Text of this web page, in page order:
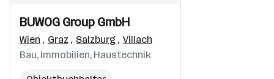
Videos
Einblicke
Einblicke
BUWOG Group GmbH
Wien , Graz , Salzburg , Villach
Bau, Immobilien, Haustechnik